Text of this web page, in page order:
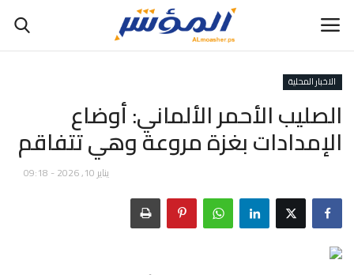
بودكاست
راديو
الرئيسية
الاخبار المحلية
الصليب الأحمر الألماني: أوضاع
الإمدادات بغزة مروعة وهي تتفاقم
يناير 10, 2026 - 09:18